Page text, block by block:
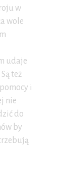
w
wole
udaje
też
i
nie
do
by